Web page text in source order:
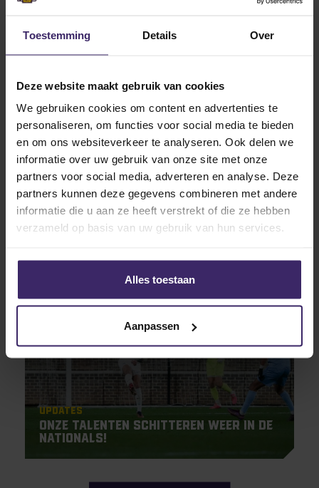
Toestemming Details Over
Deze website maakt gebruik van cookies
We gebruiken cookies om content en advertenties te
personaliseren, om functies voor social media te bieden
en om ons websiteverkeer te analyseren. Ook delen we
informatie over uw gebruik van onze site met onze
partners voor social media, adverteren en analyse. Deze
partners kunnen deze gegevens combineren met andere
informatie die u aan ze heeft verstrekt of die ze hebben
verzameld op basis van uw gebruik van hun services.
Alles toestaan
Aanpassen
Wessel Speel maakt droom waar bij
League Soccer
Dec
Awards Updates
Drie talenten behalen de MLS
SuperDraft 2024!
27
Nov
Updates
Onze talenten schitteren weer in de
Nationals!